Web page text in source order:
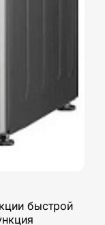
быстрой